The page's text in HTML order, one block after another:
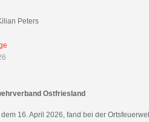
Peters
Ostfriesland
16. April 2026, fand bei der